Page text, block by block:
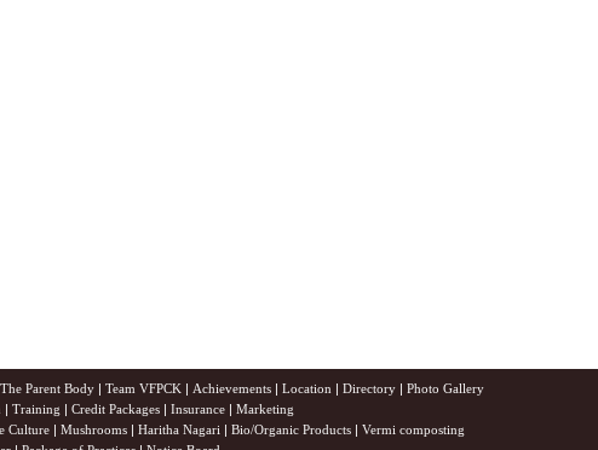
Parent Body | Team VFPCK | Achievements | Location | Directory | Photo Gallery
| Training | Credit Packages | Insurance | Marketing
Culture | Mushrooms | Haritha Nagari | Bio/Organic Products | Vermi composting